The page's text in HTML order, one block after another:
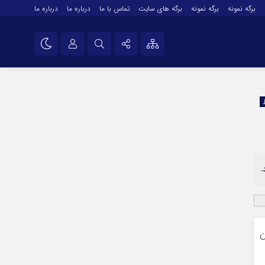
برگه نمونه برگه نمونه برگه های سایت تماس با ما درباره ما درباره ما